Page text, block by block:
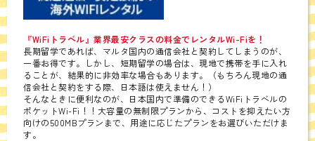
『WiFiトラベル』業界最安クラスの料金でレンタルWi-Fiを！
長期留学であれば、マルタ国内の通信会社と契約してしまうのが、
一番お得です。しかし、短期留学の場合は、現地で携帯を手に入れ
ることが、結果的に非効率な場合もあります。（もちろん現地の通
信会社と契約をする際、日本語は使えません！）
そんなときに便利なのが、日本国内で準備のできるWiFiトラベルの
ポケットWi-Fi！！大容量の無制限プランから、コストを抑えたい方
向けの500MBプランまで、用途に応じたプランをお選びいただけま
す。